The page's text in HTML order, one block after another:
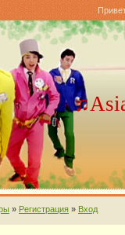
» Регистрация » Вход